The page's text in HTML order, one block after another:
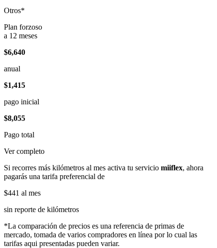
Otros*
Plan forzoso
a 12 meses
$6,640
anual
$1,415
pago inicial
$8,055
Pago total
Ver completo
Si recorres más kilómetros al mes activa tu servicio miiflex, ahora
pagarás una tarifa preferencial de
$441 al mes
sin reporte de kilómetros
*La comparación de precios es una referencia de primas de
mercado, tomada de varios compradores en línea por lo cual las
tarifas aqui presentadas pueden variar.